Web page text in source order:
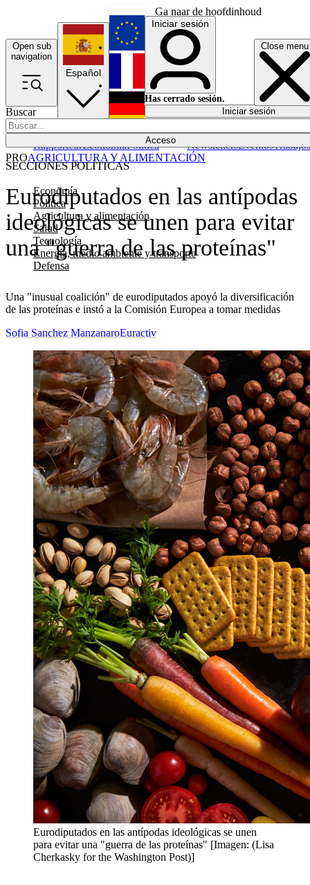
Ga naar de hoofdinhoud
Open sub
navigation
Close menu
Buscar
Acceso
SECCIONES POLÍTICAS
Economía
Política
Agricultura y alimentación
Salud
Tecnología
Energía, medio ambiente y transporte
Defensa
RapporteurEconomíaPolítica NewslettersEventosTrabajos
Español
English
Français
Iniciar sesión
Has cerrado sesión.
Iniciar sesión
Eurodiputados en las antípodas
ideológicas se unen para evitar
una "guerra de las proteínas"
Una "inusual coalición" de eurodiputados apoyó la diversificación
de las proteínas e instó a la Comisión Europea a tomar medidas
PROAGRICULTURA Y ALIMENTACIÓN
Sofia Sanchez ManzanaroEuractiv
Eurodiputados en las antípodas ideológicas se unen
para evitar una "guerra de las proteínas" [Imagen: (Lisa
Cherkasky for the Washington Post)]